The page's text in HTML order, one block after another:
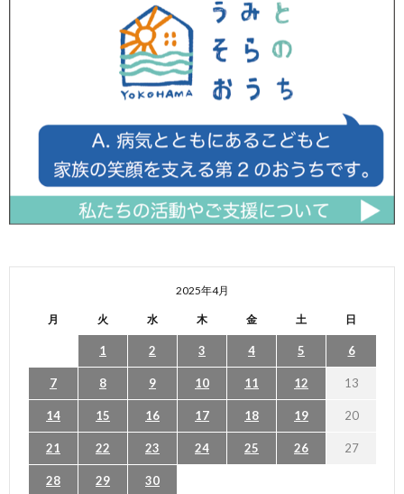
2025年4月
月 火 水 木 金 土 日
1 2 3 4 5 6
7 8 9 10 11 12 13
14 15 16 17 18 19 20
21 22 23 24 25 26 27
28 29
30